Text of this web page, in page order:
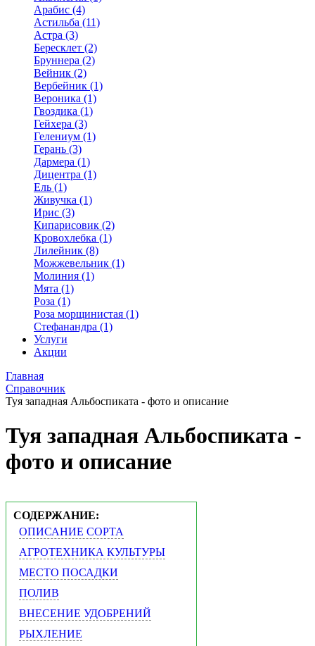
Арабис (4)
Астильба (11)
Астра (3)
Бересклет (2)
Бруннера (2)
Вейник (2)
Вербейник (1)
Вероника (1)
Гвоздика (1)
Гейхера (3)
Гелениум (1)
Герань (3)
Дармера (1)
Дицентра (1)
Ель (1)
Живучка (1)
Ирис (3)
Кипарисовик (2)
Кровохлебка (1)
Лилейник (8)
Можжевельник (1)
Молиния (1)
Мята (1)
Роза (1)
Роза морщинистая (1)
Стефанандра (1)
Услуги
Акции
Главная
Справочник
Туя западная Альбоспиката - фото и описание
Туя западная Альбоспиката -
фото и описание
СОДЕРЖАНИЕ:
ОПИСАНИЕ СОРТА
АГРОТЕХНИКА КУЛЬТУРЫ
МЕСТО ПОСАДКИ
ПОЛИВ
ВНЕСЕНИЕ УДОБРЕНИЙ
РЫХЛЕНИЕ